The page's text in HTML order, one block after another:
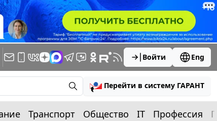
Войти Eng
Перейти в систему ГАРАНТ
Транспорт Общество IT Профессия